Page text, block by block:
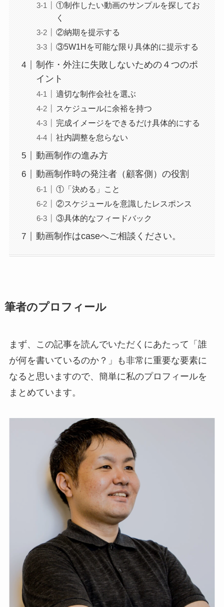
①制作したい動画のサンプルを探してお
く
②納期を提示する
③5W1Hを可能な限り具体的に提示する
制作・外注に失敗しないための４つのポ
イント
適切な制作会社を選ぶ
スケジュールに余裕を持つ
完成イメージをできるだけ具体的にする
社内調整を怠らない
動画制作の進み方
動画制作時の発注者（顧客側）の役割
①「決める」こと
②スケジュールを意識したレスポンス
③具体的なフィードバック
動画制作はcaseへご相談ください。
筆者のプロフィール
まず、この記事を読んでいただくにあたって「誰
が何を書いているのか？」も非常に重要な要素に
なると思いますので、簡単に私のプロフィールを
まとめています。